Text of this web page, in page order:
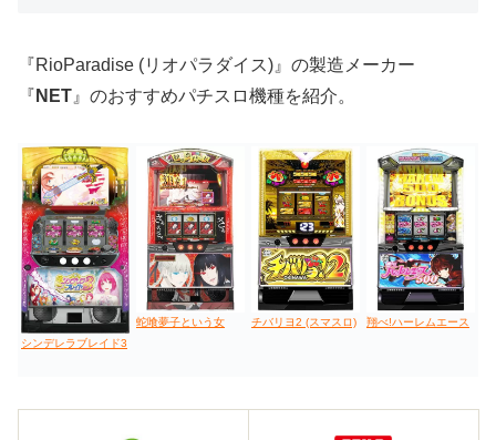
『RioParadise (リオパラダイス)』の製造メーカー
『 NET 』のおすすめパチスロ機種を紹介。
シンデレラブレイド3
蛇喰夢子という女 チバリヨ2 (スマスロ) 翔べ!ハーレムエース